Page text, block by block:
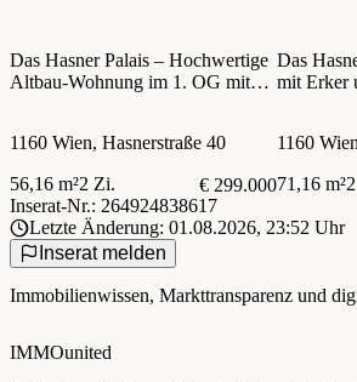
Das Hasner Palais – Hochwertige
Altbau-Wohnung im 1. OG mit
1160 Wien, Hasnerstraße 40
56,16 m²2 Zi. € 299.000
Das
mit Erker
1160
71,16 m²
Inserat-Nr.: 264924838617
Letzte Änderung: 01.08.2026, 23:52 Uhr
Inserat melden
Immobilienwissen, Markttransparenz und
IMMOunited